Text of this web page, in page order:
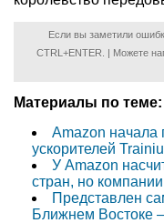
Если вы заметили
CTRL+ENTER. | Можете
Материалы по теме:
Amazon
ускорителей
У Amazon
стран, но
Представлен
Ближнем Востоке